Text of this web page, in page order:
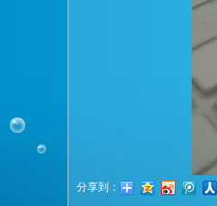
分享到：